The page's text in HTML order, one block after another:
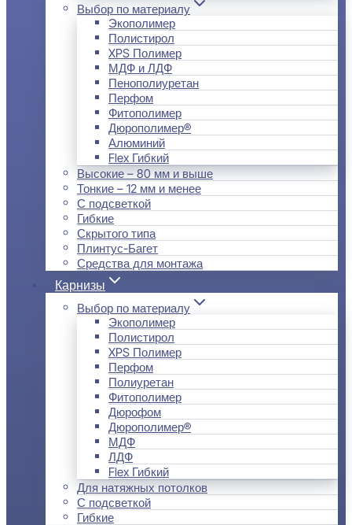
Выбор по материалу
Экополимер
Полистирол
XPS Полимер
МДФ и ЛДФ
Пенополиуретан
Перфом
Фитополимер
Дюрополимер®
Алюминий
Flex Гибкий
Высокие – 80 мм и выше
Тонкие – 12 мм и менее
С подсветкой
Гибкие
Скрытого типа
Плинтус-Багет
Средства для монтажа
Карнизы
Выбор по материалу
Экополимер
Полистирол
XPS Полимер
Перфом
Полиуретан
Фитополимер
Дюрофом
Дюрополимер®
МДФ
ЛДФ
Flex Гибкий
Для натяжных потолков
С подсветкой
Гибкие